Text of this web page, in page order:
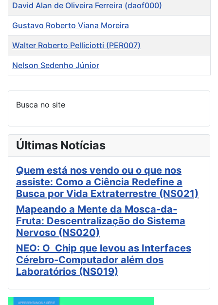
David Alan de Oliveira Ferreira (daof000)
Gustavo Roberto Viana Moreira
Walter Roberto Pelliciotti (PER007)
Nelson Sedenho Júnior
Busca no site
Últimas Notícias
Quem está nos vendo ou o que nos
assiste: Como a Ciência Redefine a
Busca por Vida Extraterrestre (NS021)
Mapeando a Mente da Mosca-da-
Fruta: Descentralização do Sistema
Nervoso (NS020)
NEO: O Chip que levou as Interfaces
Cérebro-Computador além dos
Laboratórios (NS019)